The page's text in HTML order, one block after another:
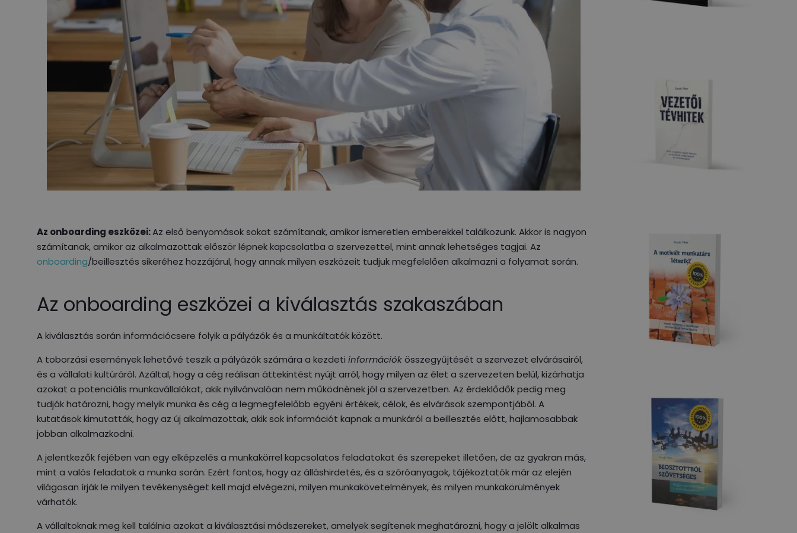
Az onboarding eszközei:Az első benyomások sokat számítanak, amikor ismeretlen emberekkel találkozunk. Akkor is nagyon
számítanak, amikor az alkalmazottak először lépnek kapcsolatba a szervezettel, mint annak lehetséges tagjai. Az
onboarding/beillesztés sikeréhez hozzájárul, hogy annak milyen eszközeit tudjuk megfelelően alkalmazni a folyamat során.
Az onboarding eszközei a kiválasztás szakaszában
A kiválasztás során információcsere folyik a pályázók és a munkáltatók között.
A toborzási események lehetővé teszik a pályázók számára a kezdeti információkösszegyűjtését a szervezet elvárásairól,
és a vállalati kultúráról. Azáltal, hogy a cég reálisan áttekintést nyújt arról, hogy milyen az élet a szervezeten belül, kizárhatja
azokat a potenciális munkavállalókat, akik nyilvánvalóan nem működnének jól a szervezetben. Az érdeklődők pedig meg
tudják határozni, hogy melyik munka és cég a legmegfelelőbb egyéni értékek, célok, és elvárások szempontjából. A
kutatások kimutatták, hogy az új alkalmazottak, akik sok információt kapnak a munkáról a beillesztés előtt, hajlamosabbak
jobban alkalmazkodni.
A jelentkezők fejében van egy elképzelés a munkakörrel kapcsolatos feladatokat és szerepeket illetően, de az gyakran más,
mint a valós feladatok a munka során. Ezért fontos, hogy az álláshirdetés, és a szóróanyagok, tájékoztatók már az elején
világosan írják le milyen tevékenységet kell majd elvégezni, milyen munkakövetelmények, és milyen munkakörülmények
várhatók.
A vállaltoknak meg kell találnia azokat a kiválasztási módszereket, amelyek segítenek meghatározni, hogy a jelölt alkalmas